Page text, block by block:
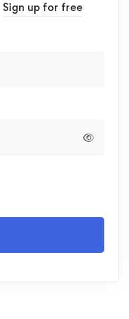
Sign up for free